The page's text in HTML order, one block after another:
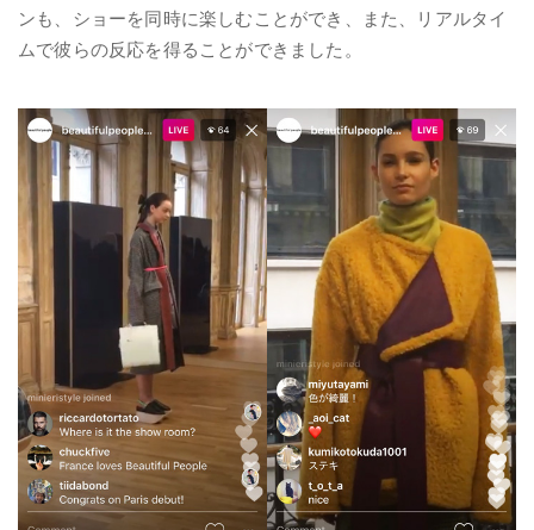
ンも、ショーを同時に楽しむことができ、また、リアルタイ
ムで彼らの反応を得ることができました。